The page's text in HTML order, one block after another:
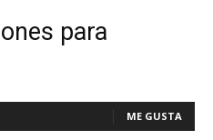
para
ME GUSTA